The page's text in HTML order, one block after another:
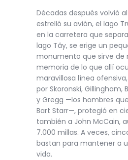
Décadas después volvió
estrelló su avión, el lago
en la carretera que
lago Tây, se erige un
monumento que sirve de
memoria de lo que allí
maravillosa línea
por Skoronski, Gillingham,
y Gregg —los hombres
Bart Starr—, protegió en
también a John McCain,
7.000 millas. A veces,
bastan para mantener a
vida.